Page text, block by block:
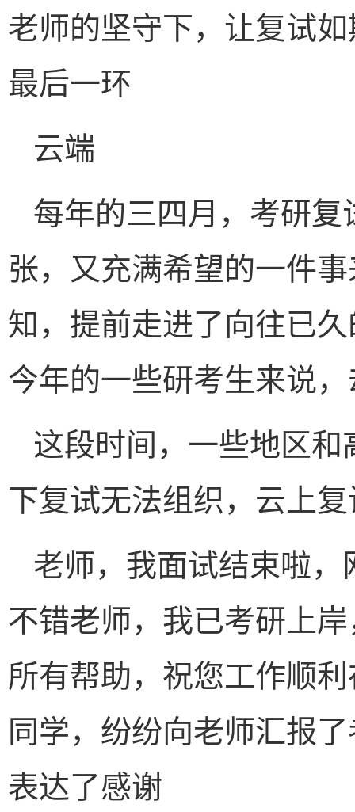
老师的坚守下，让复试
最后一环
云端
每年的三四月，考研
张，又充满希望的一件
知，提前走进了向往已
今年的一些研考生来说
这段时间，一些地区
下复试无法组织，云上
老师，我面试结束啦
不错老师，我已考研上
所有帮助，祝您工作顺
同学，纷纷向老师汇报
表达了感谢